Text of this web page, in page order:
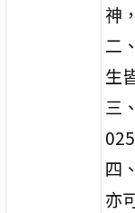
神
二
生
三
四
亦